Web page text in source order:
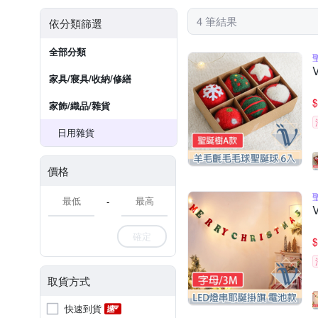
依分類篩選
全部分類
家具/寢具/收納/修繕
家飾/織品/雜貨
日用雜貨
價格
-
確定
取貨方式
快速到貨
4 筆結果
$
$